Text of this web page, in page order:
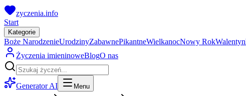
zyczenia.info
Start
Kategorie
Boże NarodzenieUrodzinyZabawnePikantneWielkanocNowy Rok
Życzenia imieninoweBlogO nas
Generator AI Menu